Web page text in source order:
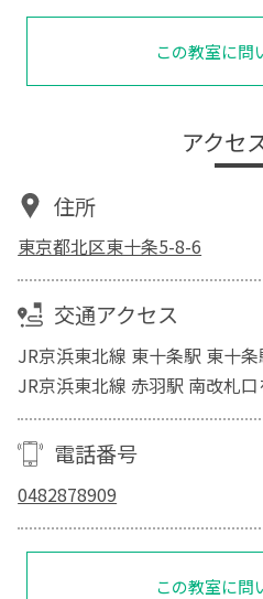
この教室に問
アクセ
住所
東京都北区東十条5-8-6
交通アクセス
JR京浜東北線 東十条駅 東十
JR京浜東北線 赤羽駅 南改札
電話番号
0482878909
この教室に問